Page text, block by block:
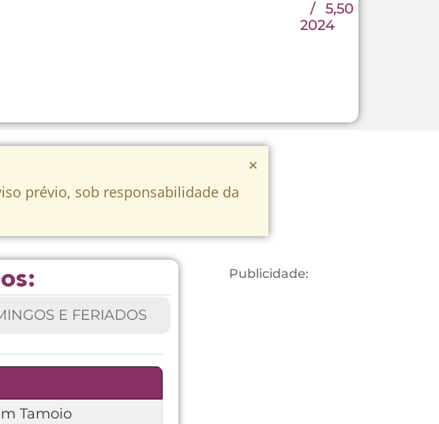
/
2024
5,50
prévio, sob responsabilidade da
×
E FERIADOS
Tamoio
Publicidade: